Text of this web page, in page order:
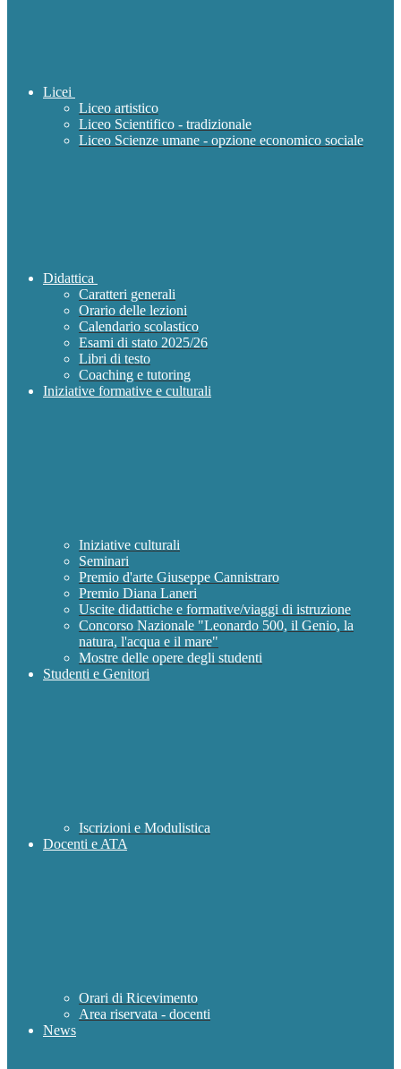
Licei
Liceo artistico
Liceo Scientifico - tradizionale
Liceo Scienze umane - opzione economico sociale
Didattica
Caratteri generali
Orario delle lezioni
Calendario scolastico
Esami di stato 2025/26
Libri di testo
Coaching e tutoring
Iniziative formative e culturali
Iniziative culturali
Seminari
Premio d'arte Giuseppe Cannistraro
Premio Diana Laneri
Uscite didattiche e formative/viaggi di istruzione
Concorso Nazionale "Leonardo 500, il Genio, la
natura, l'acqua e il mare"
Mostre delle opere degli studenti
Studenti e Genitori
Iscrizioni e Modulistica
Docenti e ATA
Orari di Ricevimento
Area riservata - docenti
News